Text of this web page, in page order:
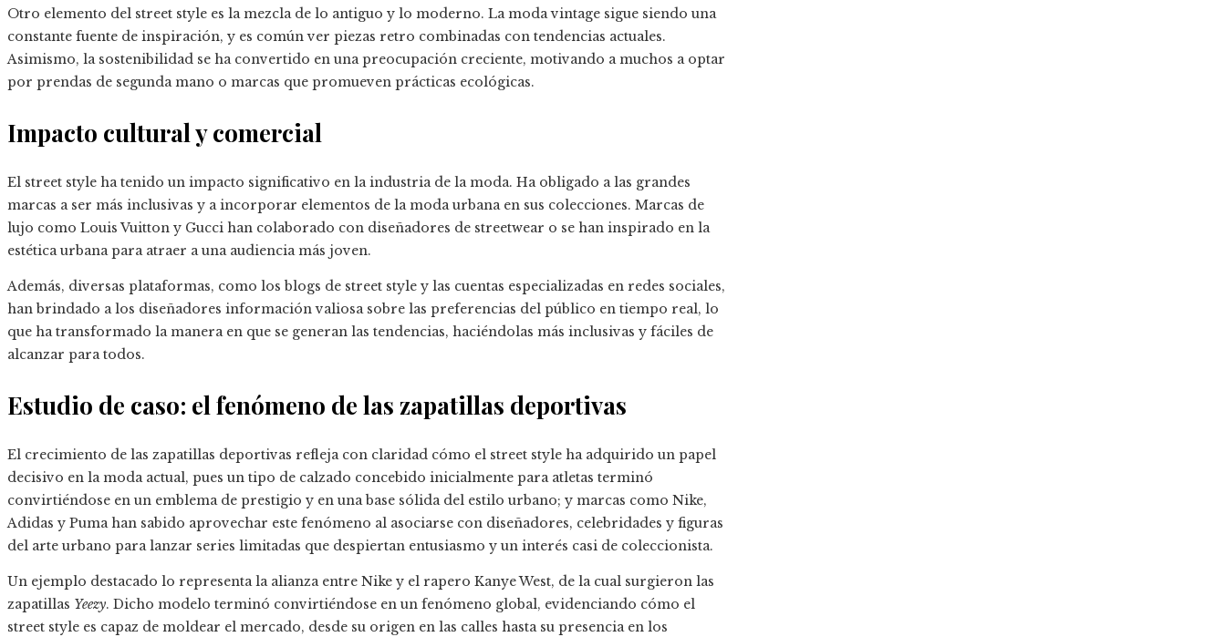
Otro elemento del street style es la mezcla de lo antiguo y lo moderno. La moda vintage sigue siendo una
constante fuente de inspiración, y es común ver piezas retro combinadas con tendencias actuales.
Asimismo, la sostenibilidad se ha convertido en una preocupación creciente, motivando a muchos a optar
por prendas de segunda mano o marcas que promueven prácticas ecológicas.
Impacto cultural y comercial
El street style ha tenido un impacto significativo en la industria de la moda. Ha obligado a las grandes
marcas a ser más inclusivas y a incorporar elementos de la moda urbana en sus colecciones. Marcas de
lujo como Louis Vuitton y Gucci han colaborado con diseñadores de streetwear o se han inspirado en la
estética urbana para atraer a una audiencia más joven.
Además, diversas plataformas, como los blogs de street style y las cuentas especializadas en redes sociales,
han brindado a los diseñadores información valiosa sobre las preferencias del público en tiempo real, lo
que ha transformado la manera en que se generan las tendencias, haciéndolas más inclusivas y fáciles de
alcanzar para todos.
Estudio de caso: el fenómeno de las zapatillas deportivas
El crecimiento de las zapatillas deportivas refleja con claridad cómo el street style ha adquirido un papel
decisivo en la moda actual, pues un tipo de calzado concebido inicialmente para atletas terminó
convirtiéndose en un emblema de prestigio y en una base sólida del estilo urbano; y marcas como Nike,
Adidas y Puma han sabido aprovechar este fenómeno al asociarse con diseñadores, celebridades y figuras
del arte urbano para lanzar series limitadas que despiertan entusiasmo y un interés casi de coleccionista.
Un ejemplo destacado lo representa la alianza entre Nike y el rapero Kanye West, de la cual surgieron las
zapatillas Yeezy. Dicho modelo terminó convirtiéndose en un fenómeno global, evidenciando cómo el
street style es capaz de moldear el mercado, desde su origen en las calles hasta su presencia en los